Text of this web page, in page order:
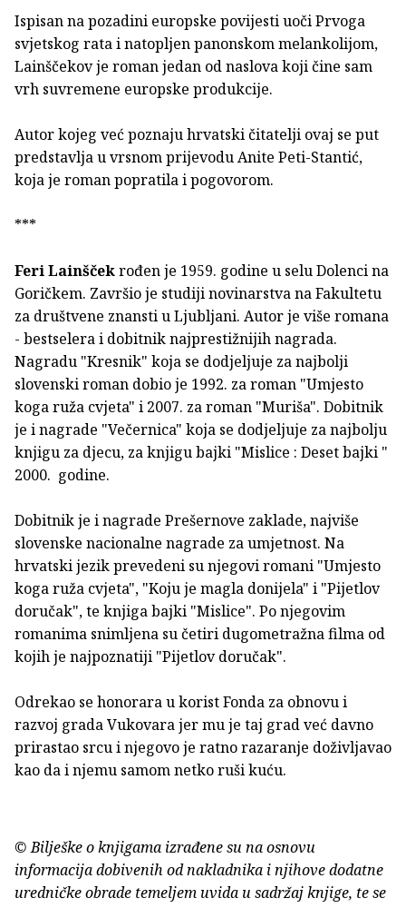
Ispisan na pozadini europske povijesti uoči Prvoga
svjetskog rata i natopljen panonskom melankolijom,
Lainščekov je roman jedan od naslova koji čine sam
vrh suvremene europske produkcije.
Autor kojeg već poznaju hrvatski čitatelji ovaj se put
predstavlja u vrsnom prijevodu Anite Peti-Stantić,
koja je roman popratila i pogovorom.
***
Feri Lainščekrođen je 1959. godine u selu Dolenci na
Goričkem. Završio je studiji novinarstva na Fakultetu
za društvene znansti u Ljubljani. Autor je više romana
- bestselera i dobitnik najprestižnijih nagrada.
Nagradu "Kresnik" koja se dodjeljuje za najbolji
slovenski roman dobio je 1992. za roman "Umjesto
koga ruža cvjeta" i 2007. za roman "Muriša". Dobitnik
je i nagrade "Večernica" koja se dodjeljuje za najbolju
knjigu za djecu, za knjigu bajki "Mislice : Deset bajki "
2000. godine.
Dobitnik je i nagrade Prešernove zaklade, najviše
slovenske nacionalne nagrade za umjetnost. Na
hrvatski jezik prevedeni su njegovi romani "Umjesto
koga ruža cvjeta", "Koju je magla donijela" i "Pijetlov
doručak", te knjiga bajki "Mislice". Po njegovim
romanima snimljena su četiri dugometražna filma od
kojih je najpoznatiji "Pijetlov doručak".
Odrekao se honorara u korist Fonda za obnovu i
razvoj grada Vukovara jer mu je taj grad već davno
prirastao srcu i njegovo je ratno razaranje doživljavao
kao da i njemu samom netko ruši kuću.
© Bilješke o knjigama izrađene su na osnovu
informacija dobivenih od nakladnika i njihove dodatne
uredničke obrade temeljem uvida u sadržaj knjige, te se